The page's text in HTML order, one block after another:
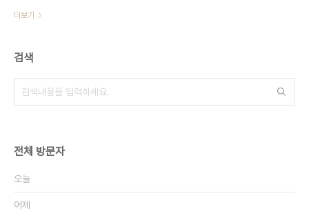
더보기
검색
전체 방문자
오늘
어제